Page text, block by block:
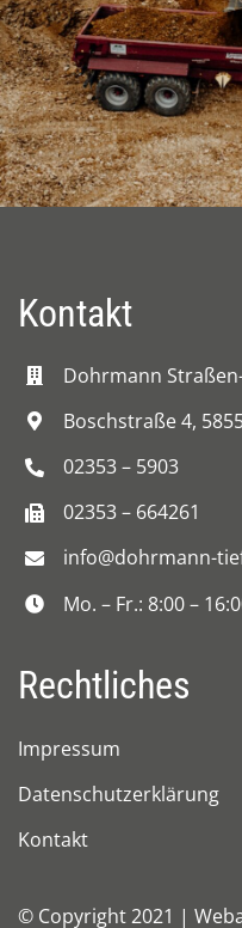
Kontakt
Dohrmann
Boschstraße 4,
02353 – 5903
02353 – 664261
info@dohrmann-
Mo. – Fr.: 8:00 –
Rechtliches
Impressum
Datenschutzerklärung
Kontakt
© Copyright 2021 |